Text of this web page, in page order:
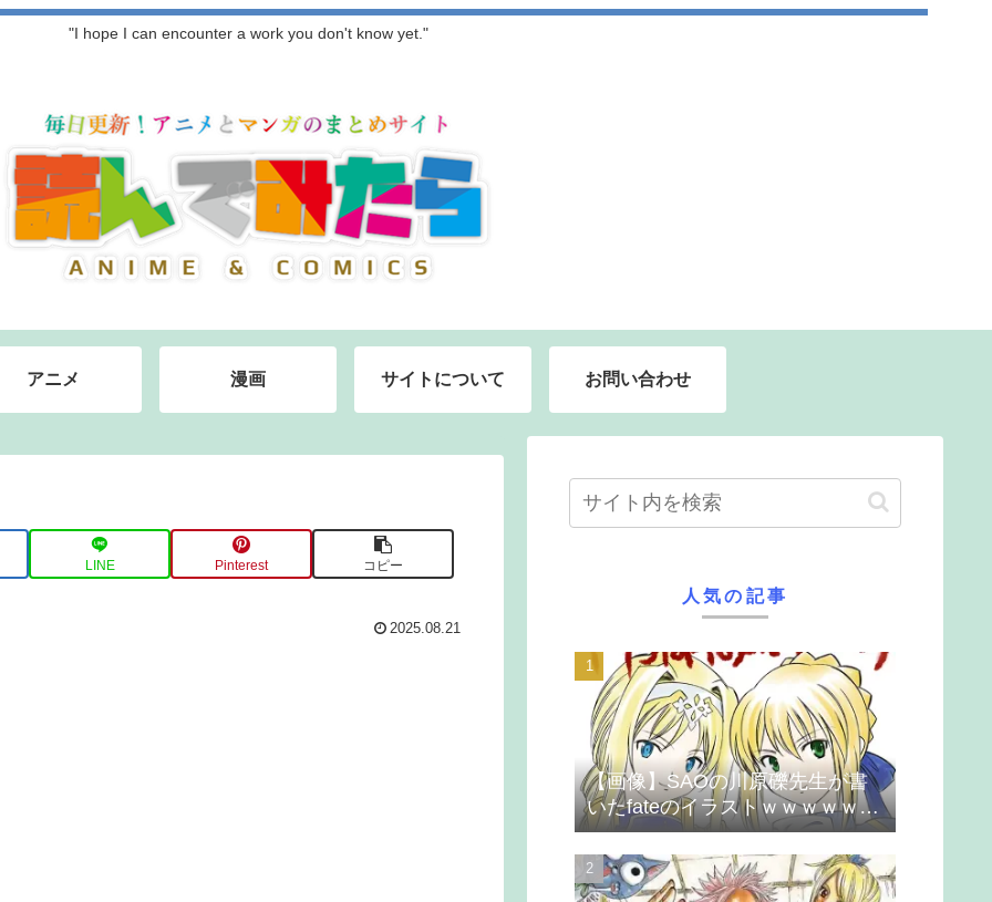
"I hope I can encounter a work you don't know yet."
アニメ 漫画 サイトについて お問い合わせ
LINE Pinterest コピー
2025.08.21
人気の記事
【画像】SAOの川原礫先生が書
いたfateのイラストｗｗｗｗｗｗ
ｗｗｗ